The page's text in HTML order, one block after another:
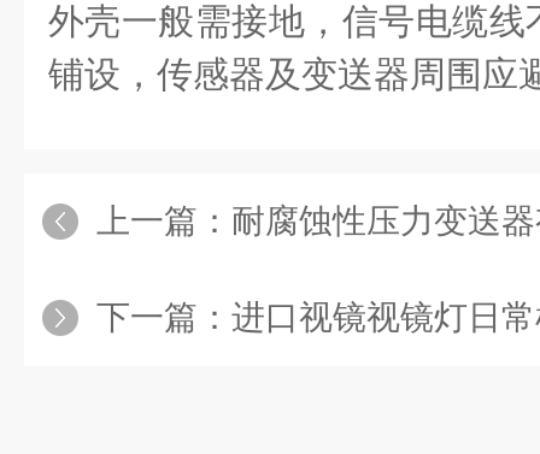
外壳一般需接地，信号电缆
铺设，传感器及变送器周围应
上一篇： 耐腐蚀性压力变送器有这
下一篇： 进口视镜视镜灯日常